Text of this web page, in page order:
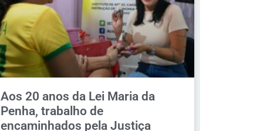
Aos 20 anos da Lei Maria da
Penha, trabalho de
encaminhados pela Justiça